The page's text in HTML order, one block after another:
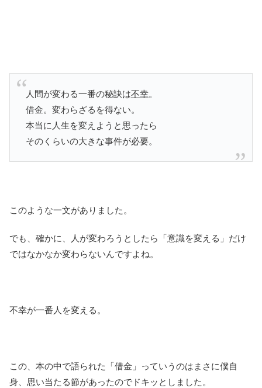
人間が変わる一番の秘訣は不幸。
借金。変わらざるを得ない。
本当に人生を変えようと思ったら
そのくらいの大きな事件が必要。
このような一文がありました。
でも、確かに、人が変わろうとしたら「意識を変える」だけ
ではなかなか変わらないんですよね。
不幸が一番人を変える。
この、本の中で語られた「借金」っていうのはまさに僕自
身、思い当たる節があったのでドキッとしました。